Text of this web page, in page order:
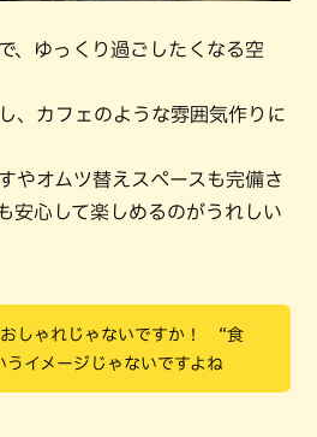
、ゆっくり過ごしたくなる空
、カフェのような雰囲気作りに
やオムツ替えスペースも完備さ
安心して楽しめるのがうれしい
しゃれじゃないですか！ “食
うイメージじゃないですよね